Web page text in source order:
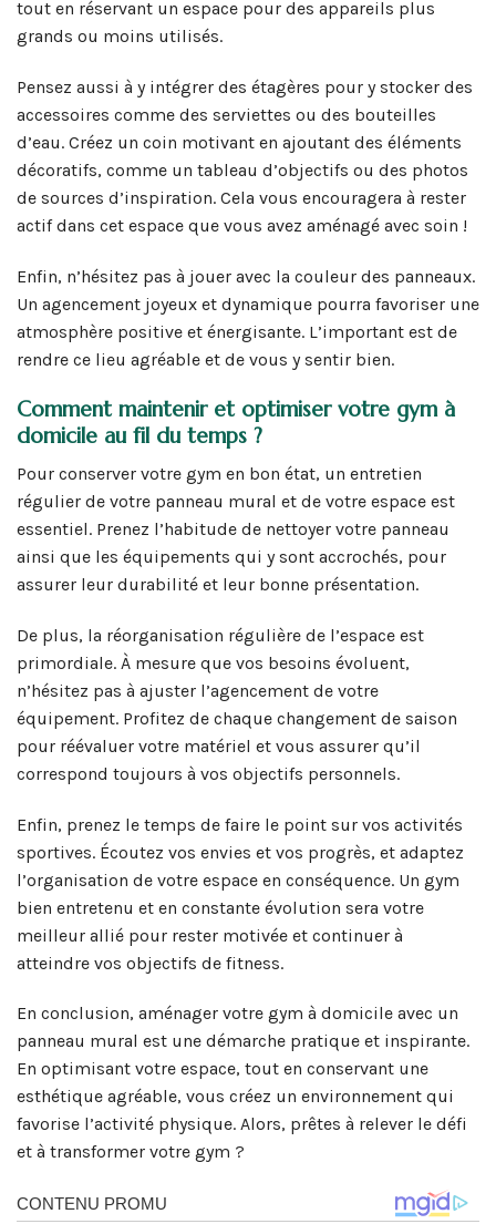
tout en réservant un espace pour des appareils plus
grands ou moins utilisés.
Pensez aussi à y intégrer des étagères pour y stocker des
accessoires comme des serviettes ou des bouteilles
d’eau. Créez un coin motivant en ajoutant des éléments
décoratifs, comme un tableau d’objectifs ou des photos
de sources d’inspiration. Cela vous encouragera à rester
actif dans cet espace que vous avez aménagé avec soin !
Enfin, n’hésitez pas à jouer avec la couleur des panneaux.
Un agencement joyeux et dynamique pourra favoriser une
atmosphère positive et énergisante. L’important est de
rendre ce lieu agréable et de vous y sentir bien.
Comment maintenir et optimiser votre gym à
domicile au fil du temps ?
Pour conserver votre gym en bon état, un entretien
régulier de votre panneau mural et de votre espace est
essentiel. Prenez l’habitude de nettoyer votre panneau
ainsi que les équipements qui y sont accrochés, pour
assurer leur durabilité et leur bonne présentation.
De plus, la réorganisation régulière de l’espace est
primordiale. À mesure que vos besoins évoluent,
n’hésitez pas à ajuster l’agencement de votre
équipement. Profitez de chaque changement de saison
pour réévaluer votre matériel et vous assurer qu’il
correspond toujours à vos objectifs personnels.
Enfin, prenez le temps de faire le point sur vos activités
sportives. Écoutez vos envies et vos progrès, et adaptez
l’organisation de votre espace en conséquence. Un gym
bien entretenu et en constante évolution sera votre
meilleur allié pour rester motivée et continuer à
atteindre vos objectifs de fitness.
En conclusion, aménager votre gym à domicile avec un
panneau mural est une démarche pratique et inspirante.
En optimisant votre espace, tout en conservant une
esthétique agréable, vous créez un environnement qui
favorise l’activité physique. Alors, prêtes à relever le défi
et à transformer votre gym ?